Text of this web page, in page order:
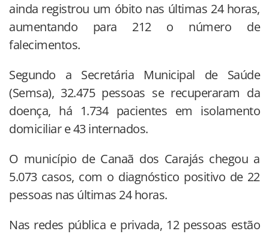
ainda registrou um óbito nas últimas 24 horas,
aumentando para 212 o número de
falecimentos.
Segundo a Secretária Municipal de Saúde
(Semsa), 32.475 pessoas se recuperaram da
doença, há 1.734 pacientes em isolamento
domiciliar e 43 internados.
O município de Canaã dos Carajás chegou a
5.073 casos, com o diagnóstico positivo de 22
pessoas nas últimas 24 horas.
Nas redes pública e privada, 12 pessoas estão